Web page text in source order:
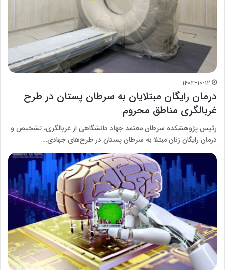
۱۴۰۳-۱۰-۱۲
درمان رایگان مبتلایان به سرطان پستان در طرح
غربالگری مناطق محروم
رئیس پژوهشکده سرطان معتمد جهاد دانشگاهی از غربالگری، تشخیص و
درمان رایگان زنان مبتلا به سرطان پستان در طرح‌های جهادی…